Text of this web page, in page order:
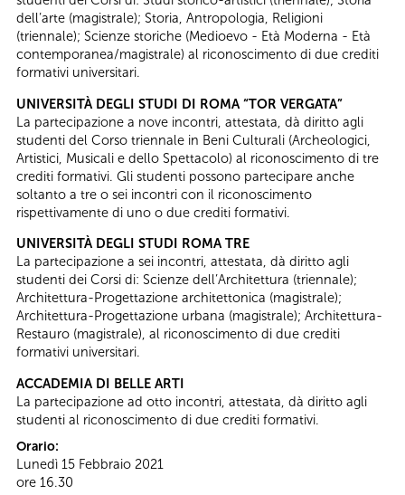
dell’arte (magistrale); Storia, Antropologia, Religioni
(triennale); Scienze storiche (Medioevo - Età Moderna - Età
contemporanea/magistrale) al riconoscimento di due crediti
formativi universitari.
UNIVERSITÀ DEGLI STUDI DI ROMA “TOR VERGATA”
La partecipazione a nove incontri, attestata, dà diritto agli
studenti del Corso triennale in Beni Culturali (Archeologici,
Artistici, Musicali e dello Spettacolo) al riconoscimento di tre
crediti formativi. Gli studenti possono partecipare anche
soltanto a tre o sei incontri con il riconoscimento
rispettivamente di uno o due crediti formativi.
UNIVERSITÀ DEGLI STUDI ROMA TRE
La partecipazione a sei incontri, attestata, dà diritto agli
studenti dei Corsi di: Scienze dell’Architettura (triennale);
Architettura-Progettazione architettonica (magistrale);
Architettura-Progettazione urbana (magistrale); Architettura-
Restauro (magistrale), al riconoscimento di due crediti
formativi universitari.
ACCADEMIA DI BELLE ARTI
La partecipazione ad otto incontri, attestata, dà diritto agli
studenti al riconoscimento di due crediti formativi.
Orario:
Lunedì 15 Febbraio 2021
ore 16.30